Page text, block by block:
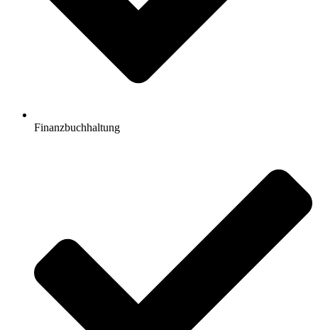
Finanzbuchhaltung